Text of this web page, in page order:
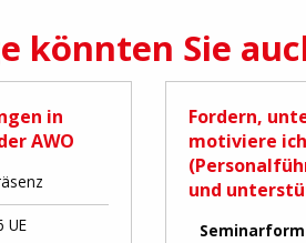
könnten Sie
in
AWO
UE
Fordern,
motiviere
und
Seminarform